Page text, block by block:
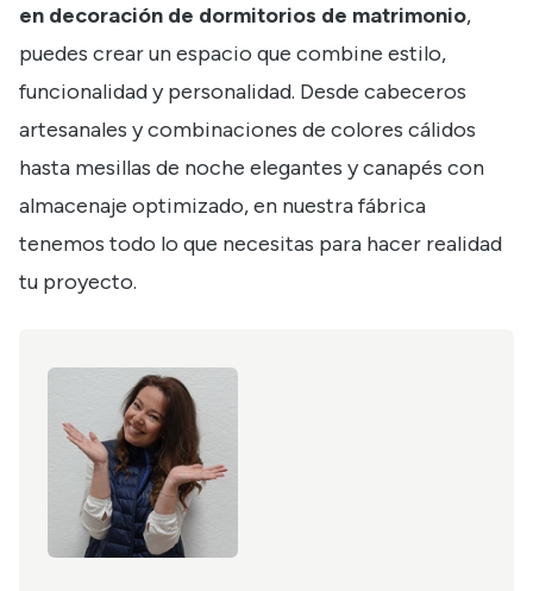
en decoración de dormitorios de matrimonio,
puedes crear un espacio que combine estilo,
funcionalidad y personalidad. Desde cabeceros
artesanales y combinaciones de colores cálidos
hasta mesillas de noche elegantes y canapés con
almacenaje optimizado, en nuestra fábrica
tenemos todo lo que necesitas para hacer realidad
tu proyecto.